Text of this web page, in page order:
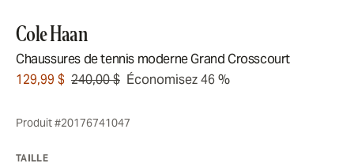
Cole Haan
Chaussures de tennis moderne Grand Crosscourt
129,99 $ 240,00 $ Économisez 46 %
Produit #20176741047
TAILLE